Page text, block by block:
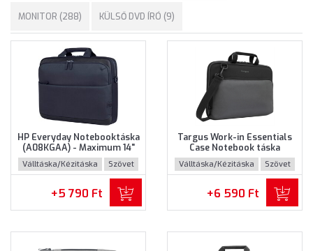
MONITOR (288) KÜLSŐ DVD ÍRÓ (9)
HP Everyday Notebooktáska
(A08KGAA) - Maximum 14"
méretű notebookokhoz
Válltáska/Kézitáska Szövet
+5 790 Ft
Targus Work-in Essentials
Case Notebook táska
(TED007GL) - Maximum 14.0"
méretű notebokhoz -
Fekete-szürke színben
Válltáska/Kézitáska Szövet
+6 590 Ft